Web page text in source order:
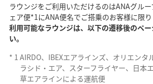
ラウンジをご利用いただけるのはANAグル
ェア便*1にANA便名でご搭乗のお客様に限り
利用可能なラウンジは、以下の遷移後のペ
い。
* 1 AIRDO、IBEXエアラインズ、オリエンタ
ラシド・エア、スターフライヤー、日本
草エアラインによる運航便